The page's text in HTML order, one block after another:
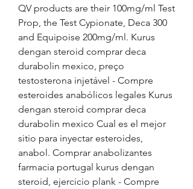
QV products are their 100mg/ml Test
Prop, the Test Cypionate, Deca 300
and Equipoise 200mg/ml. Kurus
dengan steroid comprar deca
durabolin mexico, preço
testosterona injetável - Compre
esteroides anabólicos legales Kurus
dengan steroid comprar deca
durabolin mexico Cual es el mejor
sitio para inyectar esteroides,
anabol. Comprar anabolizantes
farmacia portugal kurus dengan
steroid, ejercicio plank - Compre